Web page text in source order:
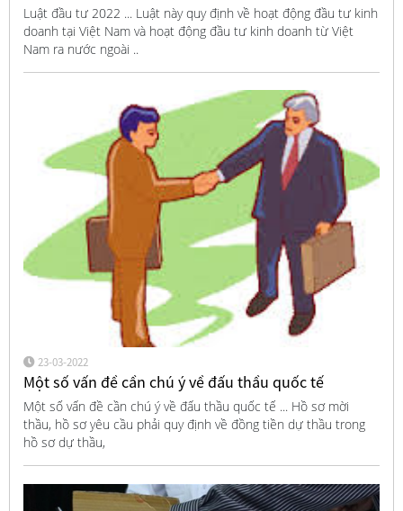
Luật đầu tư 2022 ... Luật này quy định về hoạt động đầu tư kinh
doanh tại Việt Nam và hoạt động đầu tư kinh doanh từ Việt
Nam ra nước ngoài ..
23-03-2022
Một số vấn đề cần chú ý về đấu thầu quốc tế
Một số vấn đề cần chú ý về đấu thầu quốc tế ... Hồ sơ mời
thầu, hồ sơ yêu cầu phải quy định về đồng tiền dự thầu trong
hồ sơ dự thầu,